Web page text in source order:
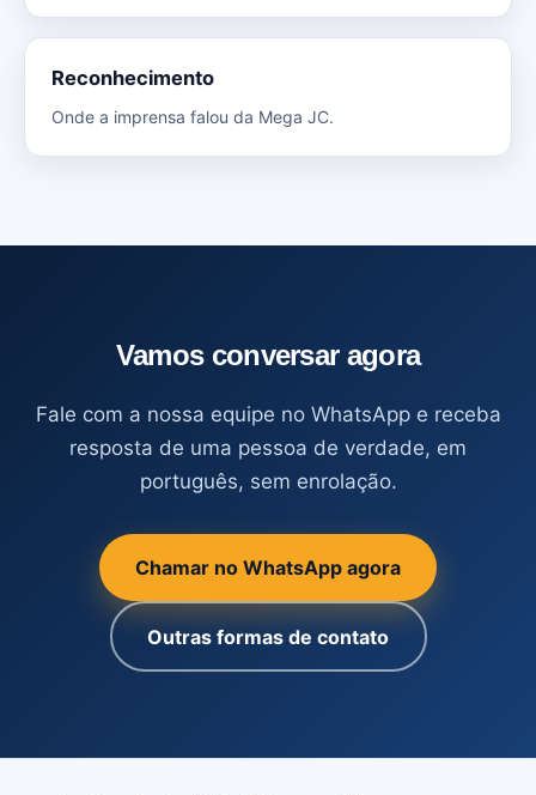
Reconhecimento
Onde a imprensa falou da Mega JC.
Vamos conversar agora
Fale com a nossa equipe no WhatsApp e receba
resposta de uma pessoa de verdade, em
português, sem enrolação.
Chamar no WhatsApp agora
Outras formas de contato